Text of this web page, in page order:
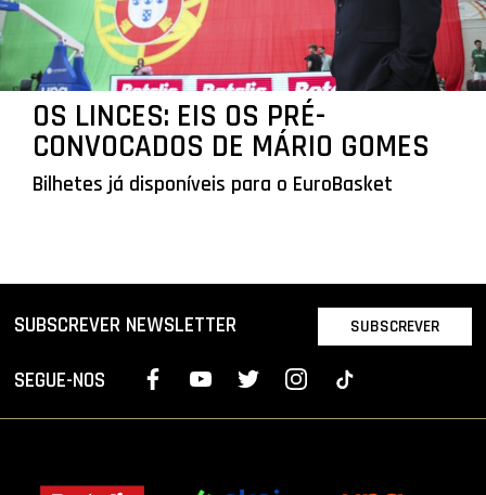
OS LINCES: EIS OS PRÉ-
CONVOCADOS DE MÁRIO GOMES
Bilhetes já disponíveis para o EuroBasket
SUBSCREVER NEWSLETTER SUBSCREVER
SEGUE-NOS